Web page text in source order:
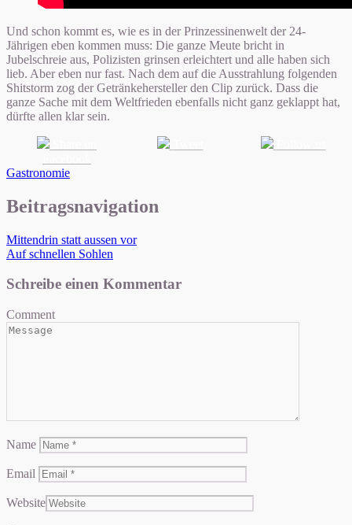
Und schon kommt es, wie es in der Prinzessinenwelt der 24-
Jährigen eben kommen muss: Die ganze Meute bricht in
Jubelschreie aus, Polizisten grinsen erleichtert und alle haben sich
lieb. Aber eben nur fast. Nach dem auf die Ausstrahlung folgenden
Shitstorm zog der Getränkehersteller den Clip zurück. Dass die
ganze Sache mit dem Weltfrieden ebenfalls nicht ganz geklappt hat,
dürfte allen klar sein.
Gastronomie
Beitragsnavigation
Mittendrin statt aussen vor
Auf schnellen Sohlen
Schreibe einen Kommentar
Comment
Name
Email
Website